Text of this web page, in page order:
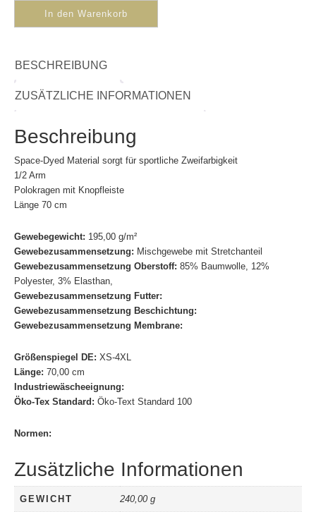
In den Warenkorb
BESCHREIBUNG
ZUSÄTZLICHE INFORMATIONEN
Beschreibung
Space-Dyed Material sorgt für sportliche Zweifarbigkeit
1/2 Arm
Polokragen mit Knopfleiste
Länge 70 cm
Gewebegewicht: 195,00 g/m²
Gewebezusammensetzung: Mischgewebe mit Stretchanteil
Gewebezusammensetzung Oberstoff: 85% Baumwolle, 12%
Polyester, 3% Elasthan,
Gewebezusammensetzung Futter:
Gewebezusammensetzung Beschichtung:
Gewebezusammensetzung Membrane:
Größenspiegel DE: XS-4XL
Länge: 70,00 cm
Industriewäscheeignung:
Öko-Tex Standard: Öko-Text Standard 100
Normen:
Zusätzliche Informationen
GEWICHT 240,00 g